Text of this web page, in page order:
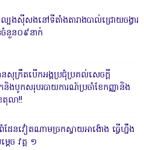
ល្បែងស៊ីសងនៅទីតាំងតារាងបាល់ជ្រោយចង្វារ
ចំនួន០៩នាក់
សុក្រឹតបើកអង្គប្រជុំប្រគល់សេចក្តី
ងបូកសរុបរបាយការណ៍ប្រចាំខែកញ្ញានិង
តុលា!!
ែនវៀតណាមច្រកស្វាយអាង៉ោង ធ្វើហ្នឹង
ច វគ្គ ១